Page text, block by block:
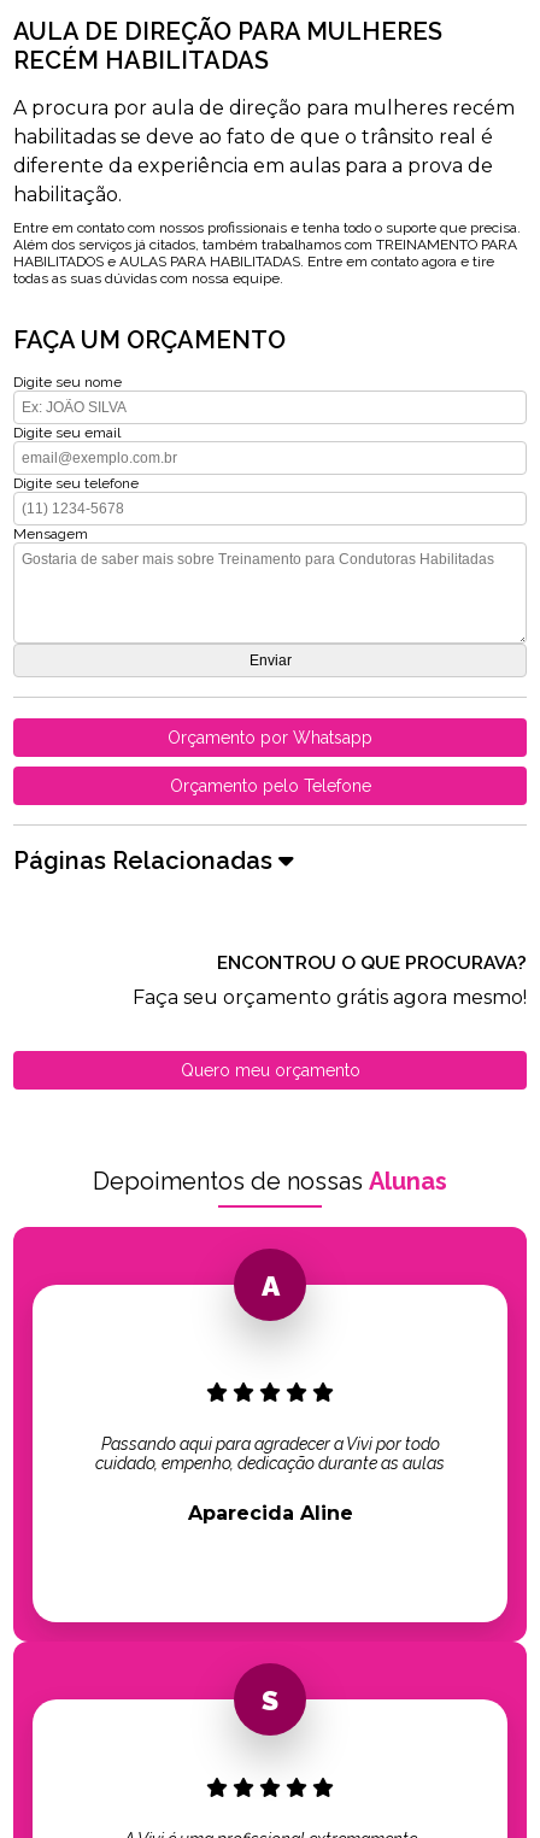
AULA DE DIREÇÃO PARA MULHERES
RECÉM HABILITADAS
A procura por aula de direção para mulheres recém
habilitadas se deve ao fato de que o trânsito real é
diferente da experiência em aulas para a prova de
habilitação.
Entre em contato com nossos profissionais e tenha todo o suporte que precisa.
Além dos serviços já citados, também trabalhamos com TREINAMENTO PARA
HABILITADOS e AULAS PARA HABILITADAS. Entre em contato agora e tire
todas as suas dúvidas com nossa equipe.
FAÇA UM ORÇAMENTO
Digite seu nome
Digite seu email
Digite seu telefone
Mensagem
Orçamento por Whatsapp
Orçamento pelo Telefone
Páginas Relacionadas
ENCONTROU O QUE PROCURAVA?
Faça seu orçamento grátis agora mesmo!
Quero meu orçamento
Depoimentos de nossas Alunas
Passando aqui para agradecer a Vivi por todo
cuidado, empenho, dedicação durante as aulas
Aparecida Aline